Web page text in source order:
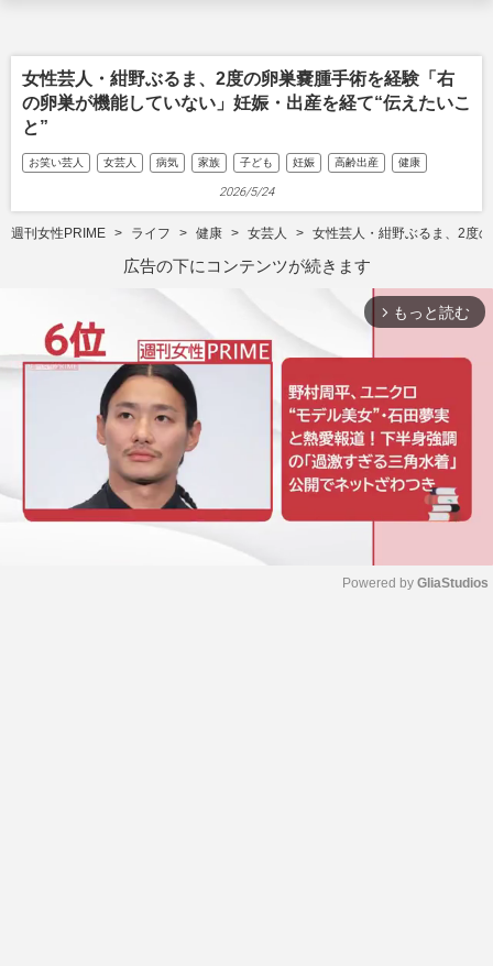
女性芸人・紺野ぶるま、2度の卵巣嚢腫手術を経験「右
の卵巣が機能していない」妊娠・出産を経て“伝えたいこ
と”
お笑い芸人 女芸人 病気 家族 子ども 妊娠 高齢出産 健康
2026/5/24
週刊女性PRIME ライフ 健康 女芸人 女性芸人・紺野ぶるま、2度
広告の下にコンテンツが続きます
arrow_forward_ios もっと読む
Powered by GliaStudios